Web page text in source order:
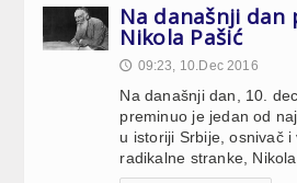
Na današnji dan
Nikola Pašić
🕔 09:23, 10.Dec 2016
Na današnji dan, 10.
preminuo je jedan od
u istoriji Srbije, osnivač
radikalne stranke, Nikola